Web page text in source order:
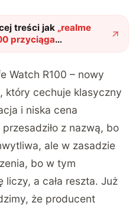
treści jak „realme
przyciąga
atrakcyjną ceną"?
Watch R100 – nowy
który cechuje klasyczny
i niska cena
z nazwą, bo
ale w zasadzie
bo w tym
a cała reszta. Już
że producent